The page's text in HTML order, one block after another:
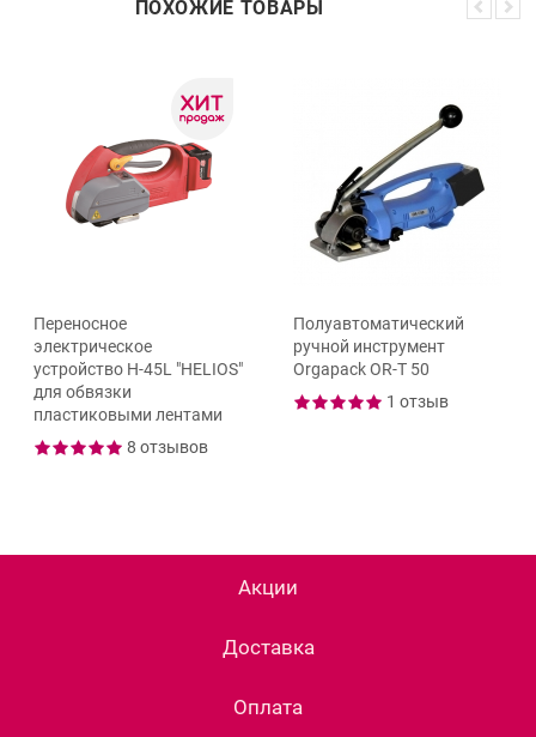
ПОХОЖИЕ ТОВАРЫ
Переносное
электрическое
устройство H-45L "HELIOS"
для обвязки
пластиковыми лентами
8 отзывов
Полуавтоматический
ручной инструмент
Orgapack OR-T 50
1 отзыв
Акции
Доставка
Оплата